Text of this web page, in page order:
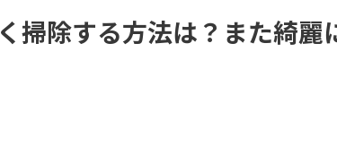
掃除する方法は？また綺麗